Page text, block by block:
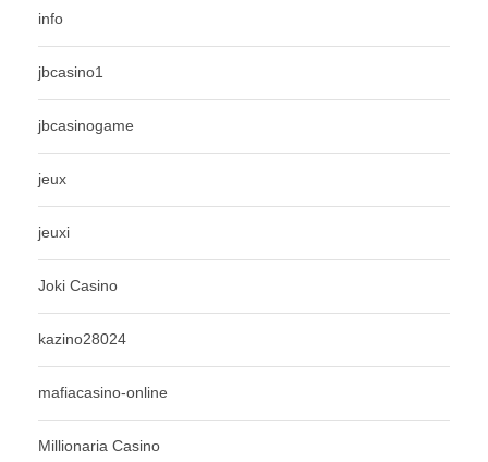
info
jbcasino1
jbcasinogame
jeux
jeuxi
Joki Casino
kazino28024
mafiacasino-online
Millionaria Casino